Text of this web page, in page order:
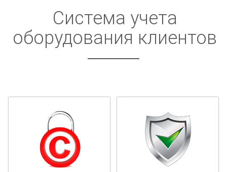
Система учета
оборудования клиентов